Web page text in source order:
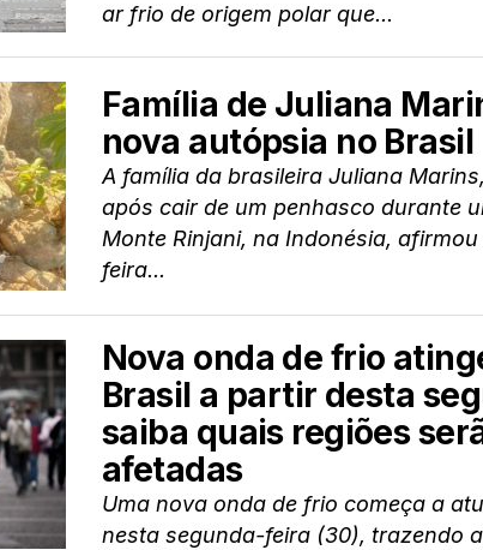
ar frio de origem polar que...
Família de Juliana
nova autópsia no Brasil
A família da brasileira Juliana
após cair de um penhasco durante
Monte Rinjani, na Indonésia,
feira...
Nova onda de frio
Brasil a partir desta
saiba quais regiões
afetadas
Uma nova onda de frio começa a
nesta segunda-feira (30), trazendo